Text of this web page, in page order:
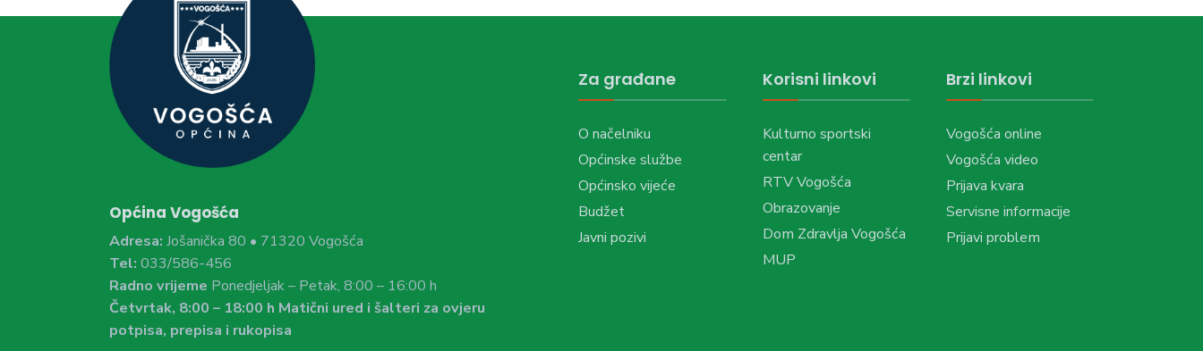
Općina Vogošća
Adresa: Jošanička 80 • 71320 Vogošća
Tel: 033/586-456
Radno vrijeme Ponedjeljak – Petak, 8:00 – 16:00 h
Četvrtak, 8:00 – 18:00 h Matični ured i šalteri za ovjeru
potpisa, prepisa i rukopisa
Za građane
O načelniku
Općinske službe
Općinsko vijeće
Budžet
Javni pozivi
Korisni linkovi
Kulturno sportski
centar
RTV Vogošća
Obrazovanje
Dom Zdravlja Vogošća
MUP
Brzi linkovi
Vogošća online
Vogošća video
Prijava kvara
Servisne informacije
Prijavi problem